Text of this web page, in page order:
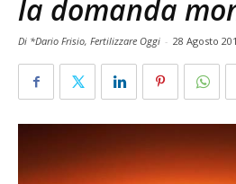
la domanda
Di *Dario Frisio, Fertilizzare Oggi - 28 Agosto